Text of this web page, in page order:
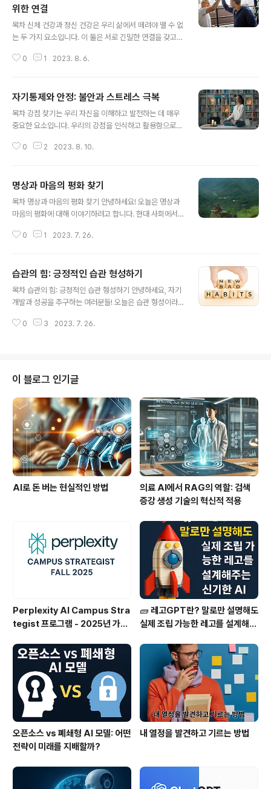
위한 연결
목차 신체 건강과 정신 건강은 우리 삶에서 떼려야 뗄 수 없
는 두 가지 요소입니다. 이 둘은 서로 긴밀한 연결을 갖고
니다. 이 글에서는 신체 건강과 정신 건강 사이의 연결을 탐
강과 정신 건강은 상호작용하며 서로에게 영향을 미칩니
다. 신체적으로 건강하지 않으면 정신적으로도 영향을 받
을 수 있으며, 정신적으로 건강하지 않으면 신체적인 건강
의 질과 행복에 큰 영향을 끼칩니다. 정신 건강이 신체 건강
0 1 2023. 8. 6.
자기통제와 안정: 불안과 스트레스 극복
목차 강점 찾기는 우리 자신을 이해하고 발전하는 데 매우
중요한 요소입니다. 우리의 강점을 인식하고 활용함으로써
견이 자기 계발과 성장에 어떤 역할을 하는지 알아보고, 강
있습니다. 강점을 발견하고 활용하는 것은 우리 자신을 더
잘 이해하고, 성장하는 데 도움을 줍니다. 1. 자신감과 긍정
적인 마인드셋 강점을 발견하고 인정함으로써 우리는 자신
황에서도 긍정적인 마인드셋을 유지할 수 있습니다. 2. 목
0 2 2023. 8. 10.
명상과 마음의 평화 찾기
목차 명상과 마음의 평화 찾기 안녕하세요! 오늘은 명상과
마음의 평화에 대해 이야기하려고 합니다. 현대 사회에서
도에 휩쓸립니다. 그래서 명상이라는 간단한 도구로써 안
는 방법들을 탐구해봅시다. 명상의 기초 이해하기 명상은
오래 전부터 동양 문화에서 존경받는 영적인 실천법으로
알려져 왔습니다. 최근에는 서구에서도 명상의 혜택을 인
상을 실천하고 있습니다. 감정의 폭풍 속에서 안정을 찾다
0 1 2023. 7. 26.
습관의 힘: 긍정적인 습관 형성하기
목차 습관의 힘: 긍정적인 습관 형성하기 안녕하세요, 자기
개발과 성공을 추구하는 여러분들! 오늘은 습관 형성이라
영향력을 탐구해보겠습니다. 작은 일상적인 루틴부터 삶을
보는 시간을 가져봅시다. 습관의 본질 이해하기 습관은 우
리가 자주 하게 되는 자동적인 행동들을 가리킵니다. 종종
무의식적으로 이루어지는 이러한 행동들은 마치 뇌가 다니
는 오래 된 길과 같습니다. 뇌는 습관을 좋아하는데요, 이로
인해 시간과 에너지를 절약하고 더 중요한 일에 집중할 수
있습니다. 하지만 놀라운 사실은, 습..
0 3 2023. 7. 26.
이 블로그 인기글
AI로 돈 버는 현실적인 방법
의료 AI에서 RAG의 역할: 검색
증강 생성 기술의 혁신적 적용
Perplexity AI Campus Stra
tegist 프로그램 - 2025년 가을
🧱 레고GPT란? 말로만 설명해도
실제 조립 가능한 레고를 설계해주
오픈소스 vs 폐쇄형 AI 모델: 어떤
전략이 미래를 지배할까?
내 열정을 발견하고 기르는 방법